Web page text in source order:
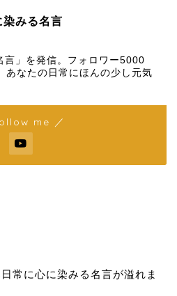
染みる名言
言」を発信。フォロワー5000
あなたの日常にほんの少し元気
me ／
常に心に染みる名言が溢れま